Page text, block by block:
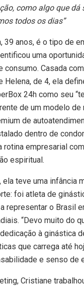
como algo que dá
todos os dias”
39 anos, é o tipo de
uma
consumo. Casada
Helena, de 4, ela
24h como seu
de um modelo
de
dentro de
rotina empresarial
espiritual.
ela teve uma infância
foi atleta de
representar o Brasil
“Devo muito do
à ginástica
que carrega até
e senso de
Cristiane